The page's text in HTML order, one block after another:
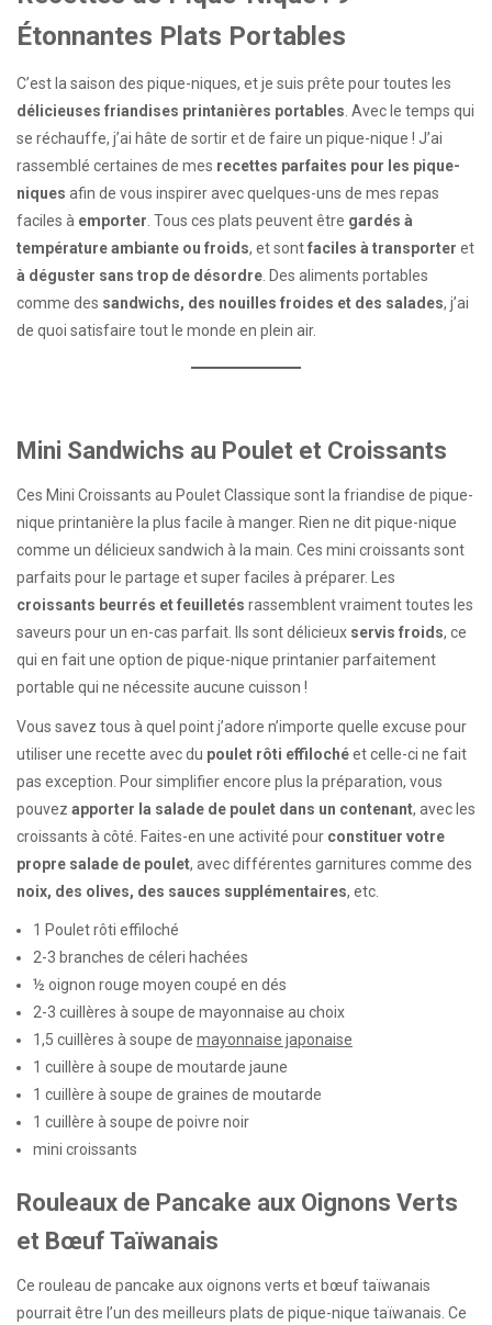
Étonnantes Plats Portables
C’est la saison des pique-niques, et je suis prête pour toutes les
délicieuses friandises printanières portables . Avec le temps qui
se réchauffe, j’ai hâte de sortir et de faire un pique-nique ! J’ai
rassemblé certaines de mes recettes parfaites pour les pique-
niques afin de vous inspirer avec quelques-uns de mes repas
faciles à emporter . Tous ces plats peuvent être gardés à
température ambiante ou froids, et sontfaciles à transporter et
à déguster sans trop de désordre . Des aliments portables
comme des sandwichs, des nouilles froides et des salades, j’ai
de quoi satisfaire tout le monde en plein air.
Mini Sandwichs au Poulet et Croissants
Ces Mini Croissants au Poulet Classique sont la friandise de pique-
nique printanière la plus facile à manger. Rien ne dit pique-nique
comme un délicieux sandwich à la main. Ces mini croissants sont
parfaits pour le partage et super faciles à préparer. Les
croissants beurrés et feuilletés rassemblent vraiment toutes les
saveurs pour un en-cas parfait. Ils sont délicieux servis froids, ce
qui en fait une option de pique-nique printanier parfaitement
portable qui ne nécessite aucune cuisson !
Vous savez tous à quel point j’adore n’importe quelle excuse pour
utiliser une recette avec du poulet rôti effilochéet celle-ci ne fait
pas exception. Pour simplifier encore plus la préparation, vous
pouvez apporter la salade de poulet dans un contenant, avec les
croissants à côté. Faites-en une activité pour constituer votre
propre salade de poulet, avec différentes garnitures comme des
noix, des olives, des sauces supplémentaires, etc.
1 Poulet rôti effiloché
2-3 branches de céleri hachées
½ oignon rouge moyen coupé en dés
2-3 cuillères à soupe de mayonnaise au choix
1,5 cuillères à soupe de mayonnaise japonaise
1 cuillère à soupe de moutarde jaune
1 cuillère à soupe de graines de moutarde
1 cuillère à soupe de poivre noir
mini croissants
Rouleaux de Pancake aux Oignons Verts
et Bœuf Taïwanais
Ce rouleau de pancake aux oignons verts et bœuf taïwanais
pourrait être l’un des meilleurs plats de pique-nique taïwanais. Ce